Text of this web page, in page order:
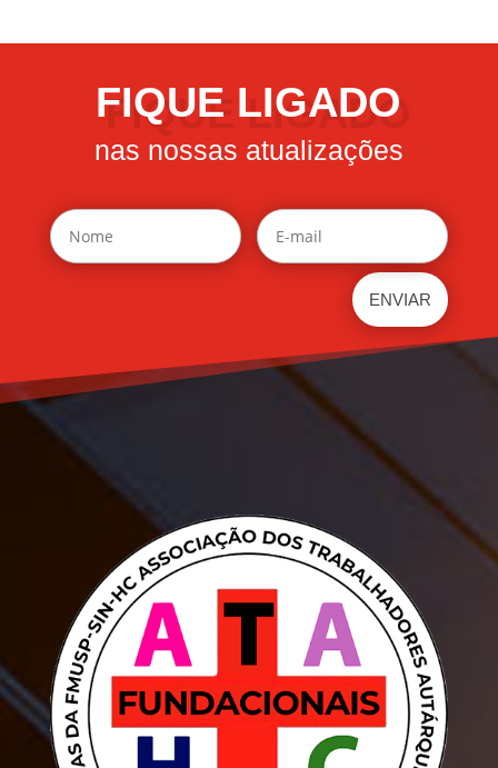
FIQUE LIGADO
nas nossas atualizações